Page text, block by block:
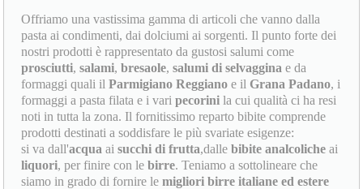
Offriamo una vastissima gamma di articoli che vanno dalla
pasta ai condimenti, dai dolciumi ai sorgenti. Il punto forte dei
nostri prodotti è rappresentato da gustosi salumi come
prosciutti,salami,bresaole,salumi di selvaggina e da
formaggi quali ilParmigiano Reggiano e il Grana Padano, i
formaggi a pasta filata e i varipecorini la cui qualità ci ha resi
noti in tutta la zona. Il fornitissimo reparto bibite comprende
prodotti destinati a soddisfare le più svariate esigenze:
si va dall'acqua aisucchi di frutta,dallebibite analcoliche ai
liquori, per finire con lebirre. Teniamo a sottolineare che
siamo in grado di fornire lemigliori birre italiane ed estere